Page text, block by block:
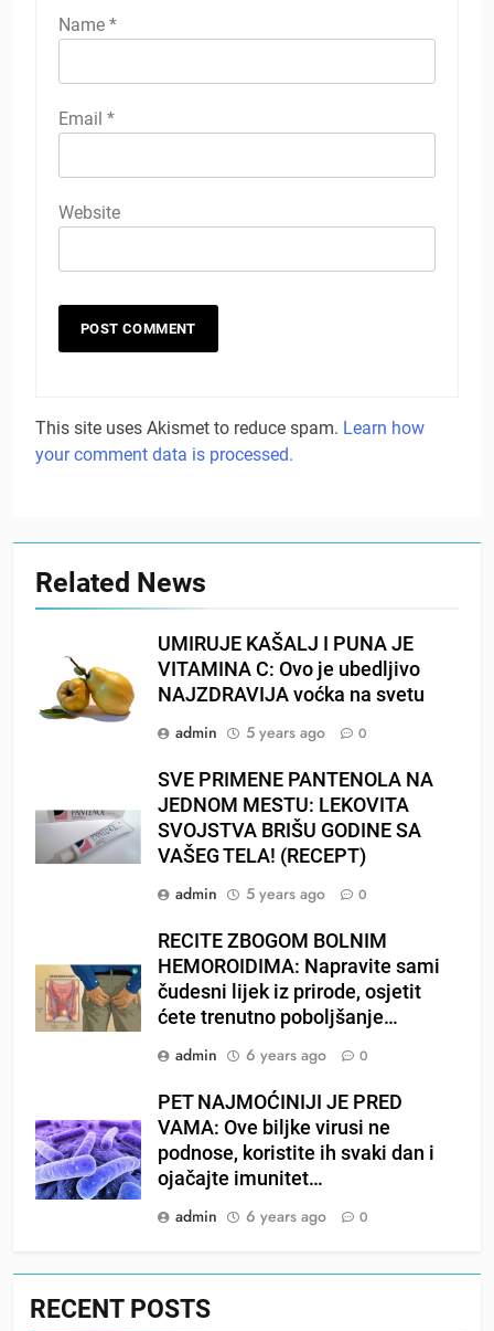
Name *
Email *
Website
This site uses Akismet to reduce spam. Learn how
your comment data is processed.
Related News
UMIRUJE KAŠALJ I PUNA JE
VITAMINA C: Ovo je ubedljivo
NAJZDRAVIJA voćka na svetu
admin
5 years ago 0
SVE PRIMENE PANTENOLA NA
JEDNOM MESTU: LEKOVITA
SVOJSTVA BRIŠU GODINE SA
VAŠEG TELA! (RECEPT)
admin
5 years ago 0
RECITE ZBOGOM BOLNIM
HEMOROIDIMA: Napravite sami
čudesni lijek iz prirode, osjetit
ćete trenutno poboljšanje…
admin
6 years ago 0
PET NAJMOĆINIJI JE PRED
VAMA: Ove biljke virusi ne
podnose, koristite ih svaki dan i
ojačajte imunitet…
admin
6 years ago 0
RECENT POSTS